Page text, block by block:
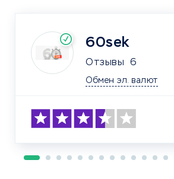
60sek
Отзывы 6
Обмен эл. валют